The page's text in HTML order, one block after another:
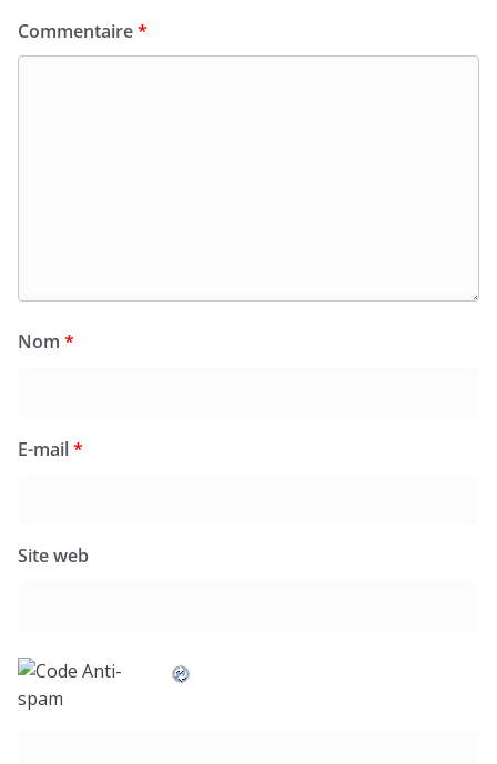
Commentaire*
Nom *
E-mail*
Site web